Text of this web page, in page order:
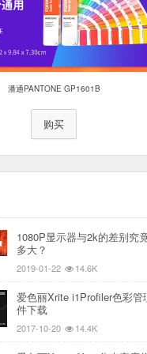
潘通PANTONE GP1601B
购买
1080P显示器与2k的差别究
多大？
2019-01-22 14.6K
爱色丽Xrite i1Profiler色彩管
件下载
2017-10-20 14.4K